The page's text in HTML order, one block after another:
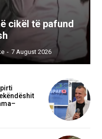
cikël të pafund
- 7 August 2026